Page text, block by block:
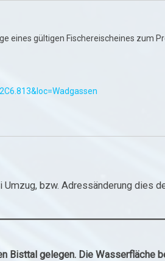
eines gültigen Fischereischeines zum
bzw. Adressänderung dies
Bisttal gelegen. Die Wasserfläche